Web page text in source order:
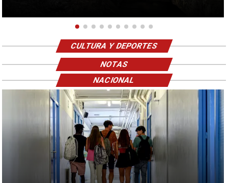
CULTURA Y DEPORTES
NOTAS
NACIONAL